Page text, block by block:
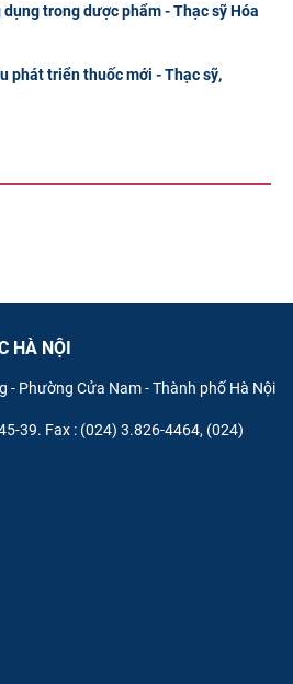
trong dược phẩm - Thạc sỹ Hóa
phát triển thuốc mới - Thạc sỹ,
HÀ NỘI
- Phường Cửa Nam - Thành phố Hà Nội
39. Fax : (024) 3.826-4464, (024)